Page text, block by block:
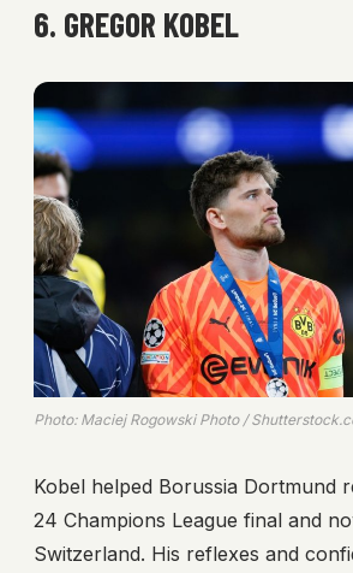
6. GREGOR KOBEL
Photo: Maciej Rogowski Photo /
Kobel helped Borussia Dortmund
24 Champions League final and
Switzerland. His reflexes and